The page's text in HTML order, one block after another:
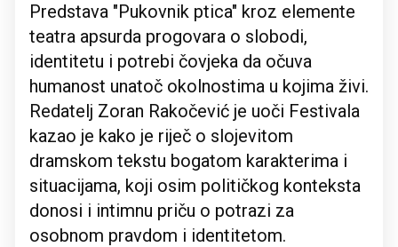
Predstava "Pukovnik ptica" kroz elemente
teatra apsurda progovara o slobodi,
identitetu i potrebi čovjeka da očuva
humanost unatoč okolnostima u kojima živi.
Redatelj Zoran Rakočević je uoči Festivala
kazao je kako je riječ o slojevitom
dramskom tekstu bogatom karakterima i
situacijama, koji osim političkog konteksta
donosi i intimnu priču o potrazi za
osobnom pravdom i identitetom.